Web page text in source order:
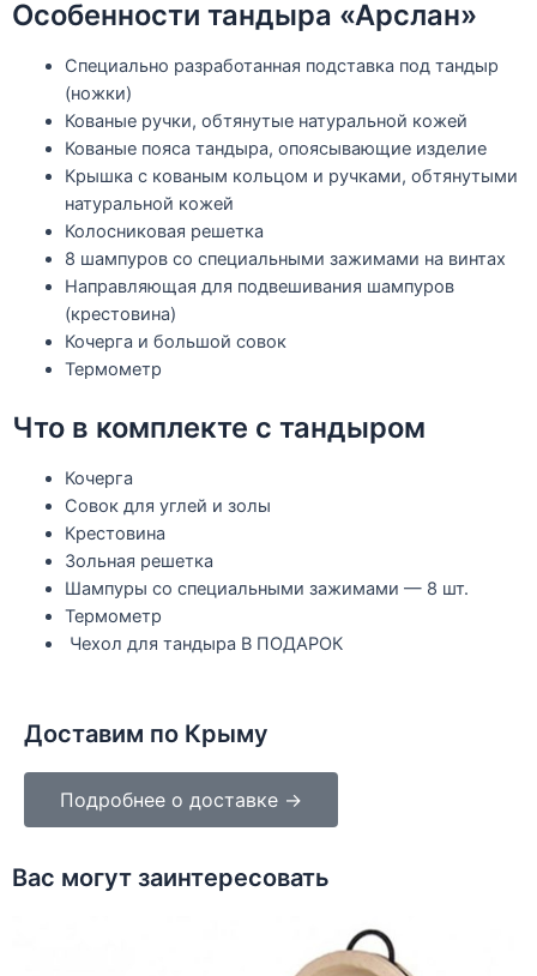
Особенности тандыра «Арслан»
Специально разработанная подставка под тандыр
(ножки)
Кованые ручки, обтянутые натуральной кожей
Кованые пояса тандыра, опоясывающие изделие
Крышка с кованым кольцом и ручками, обтянутыми
натуральной кожей
Колосниковая решетка
8 шампуров со специальными зажимами на винтах
Направляющая для подвешивания шампуров
(крестовина)
Кочерга и большой совок
Термометр
Что в комплекте с тандыром
Кочерга
Совок для углей и золы
Крестовина
Зольная решетка
Шампуры со специальными зажимами — 8 шт.
Термометр
Чехол для тандыра В ПОДАРОК
Доставим по Крыму
Подробнее о доставке →
Вас могут заинтересовать